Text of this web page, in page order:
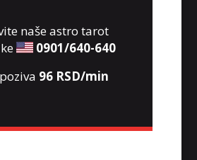
naše astro tarot
0901/640-640
96 RSD/min